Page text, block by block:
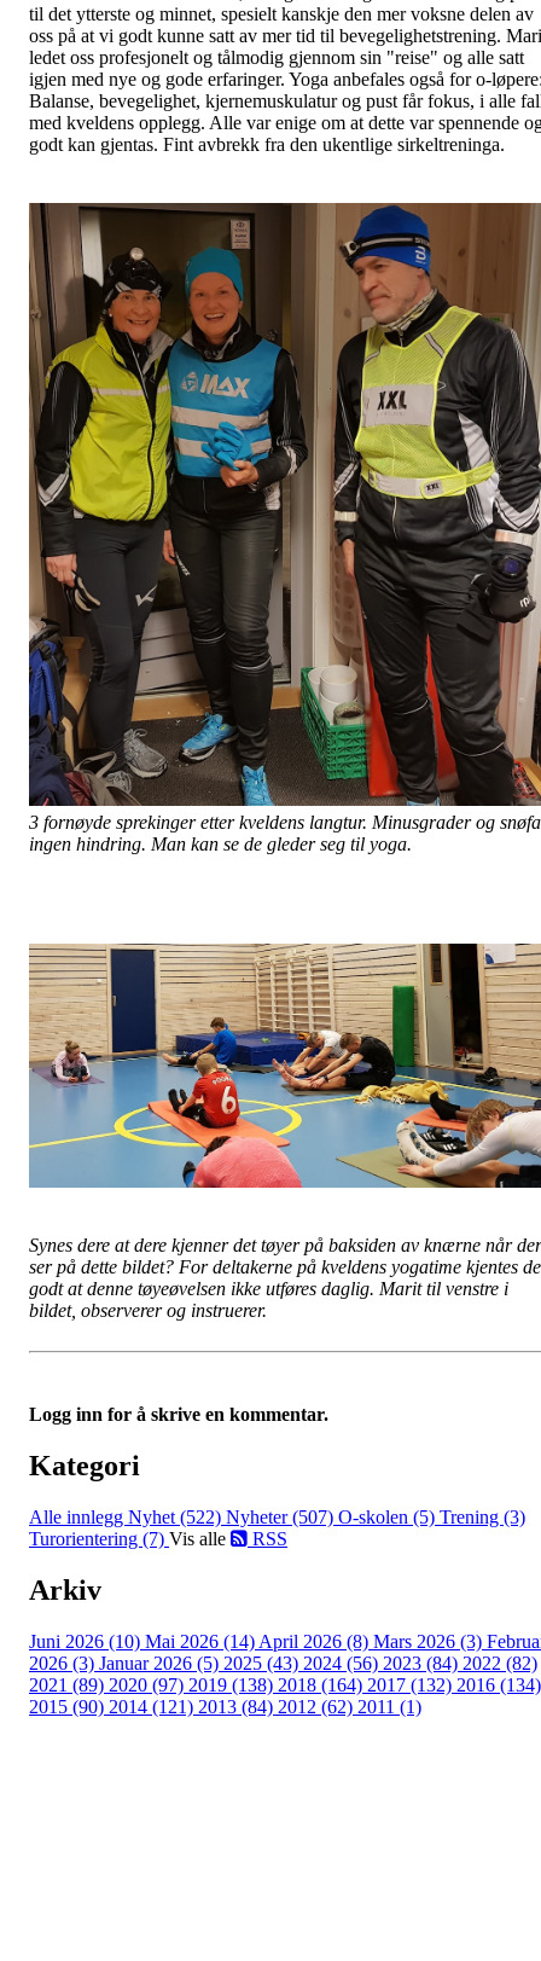
til det ytterste og minnet, spesielt kanskje den mer voksne delen av
oss på at vi godt kunne satt av mer tid til bevegelighetstrening.
ledet oss profesjonelt og tålmodig gjennom sin "reise" og alle satt
igjen med nye og gode erfaringer. Yoga anbefales også for o-
Balanse, bevegelighet, kjernemuskulatur og pust får fokus, i alle
med kveldens opplegg. Alle var enige om at dette var spennende
godt kan gjentas. Fint avbrekk fra den ukentlige sirkeltreninga.
3 fornøyde sprekinger etter kveldens langtur. Minusgrader og
ingen hindring. Man kan se de gleder seg til yoga.
Synes dere at dere kjenner det tøyer på baksiden av knærne når
ser på dette bildet? For deltakerne på kveldens yogatime kjentes
godt at denne tøyeøvelsen ikke utføres daglig. Marit til venstre i
bildet, observerer og instruerer.
Logg inn for å skrive en kommentar.
Kategori
Alle innlegg Nyhet (522) Nyheter (507) O-skolen (5) Trening (3)
Turorientering (7) Vis alle RSS
Arkiv
Juni 2026 (10) Mai 2026 (14) April 2026 (8) Mars 2026 (3)
2026 (3) Januar 2026 (5) 2025 (43) 2024 (56) 2023 (84) 2022 (82)
2021 (89) 2020 (97) 2019 (138) 2018 (164) 2017 (132) 2016 (134)
2015 (90) 2014 (121) 2013 (84) 2012 (62) 2011 (1)